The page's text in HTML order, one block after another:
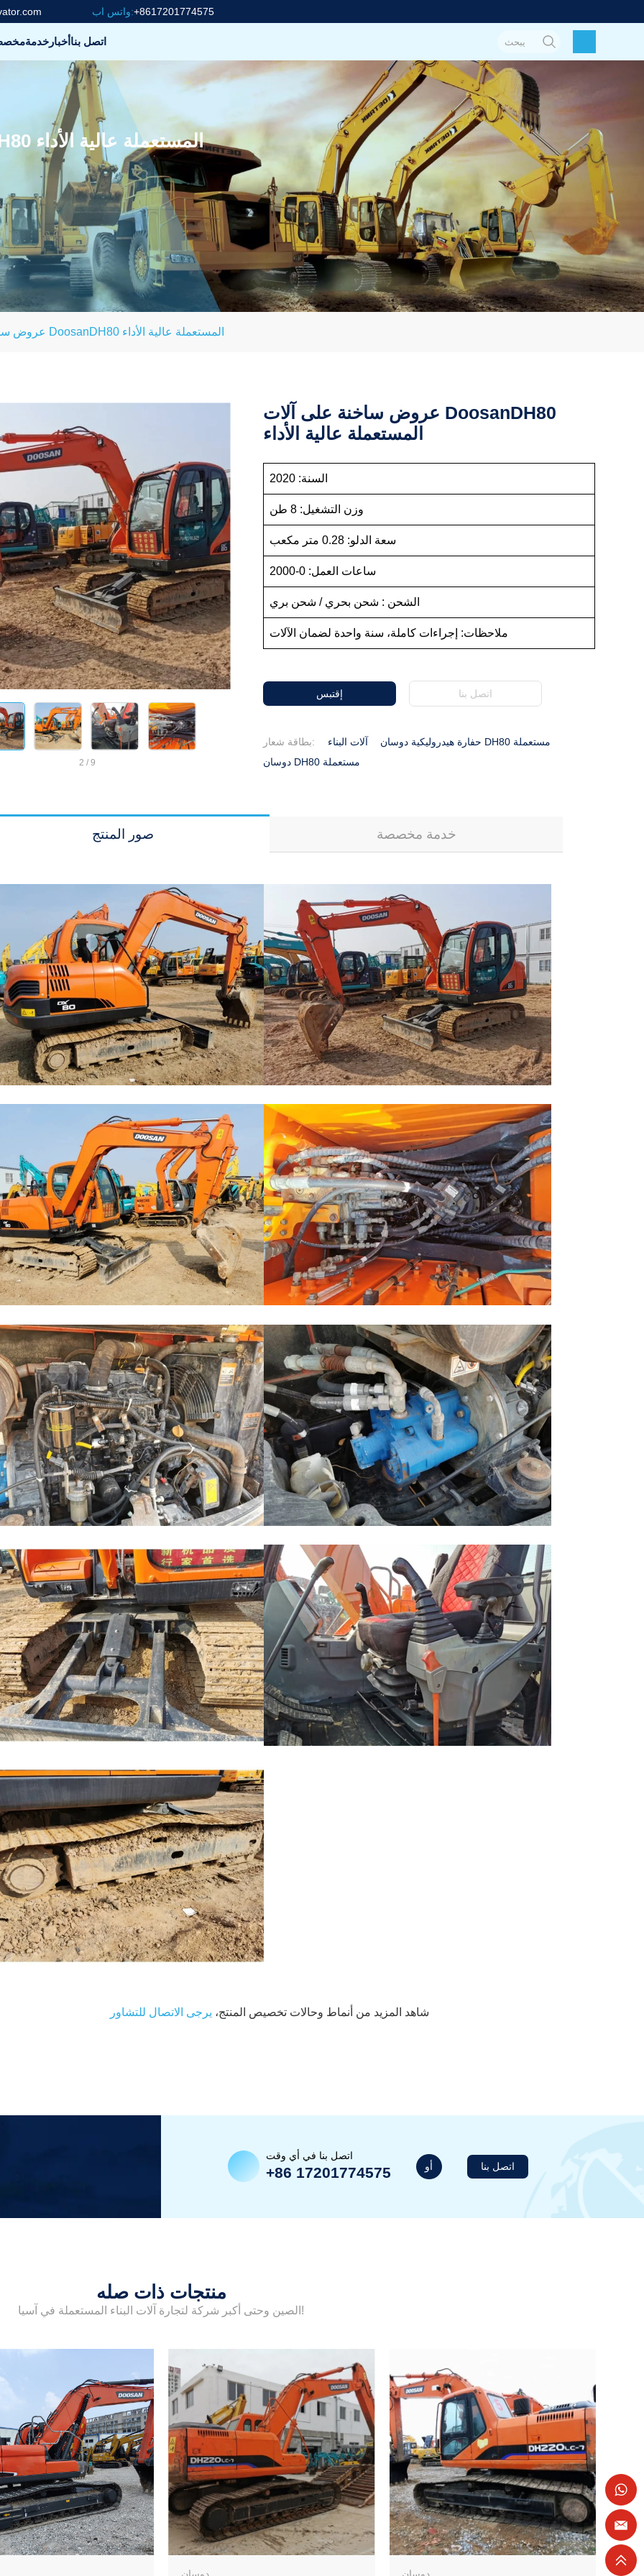
واتس اب:+8617201774575
خدمةأخباراتصل بنا
عروض ساخنة على آلات DoosanDH80 المستعملة عالية الأداء
عروض ساخنة على آلات DoosanDH80 المستعملة عالية الأداء
2 / 9
عروض ساخنة على آلات DoosanDH80
المستعملة عالية الأداء
السنة: 2020
وزن التشغيل: 8 طن
سعة الدلو: 0.28 متر مكعب
ساعات العمل: 0-2000
الشحن : شحن بحري / شحن بري
ملاحظات: إجراءات كاملة، سنة واحدة لضمان الآلات
إقتبس اتصل بنا
بطاقة شعار: آلات البناء
حفارة هيدروليكية دوسان DH80 مستعملة
دوسان DH80 مستعملة
صور المنتج خدمة مخصصة
شاهد المزيد من أنماط وحالات تخصيص المنتج، يرجى الاتصال للتشاور
اتصل بنا في أي وقت
+86 17201774575 أو اتصل بنا
منتجات ذات صله
الصين وحتى أكبر شركة لتجارة آلات البناء المستعملة في آسيا!
دوسان دوسان